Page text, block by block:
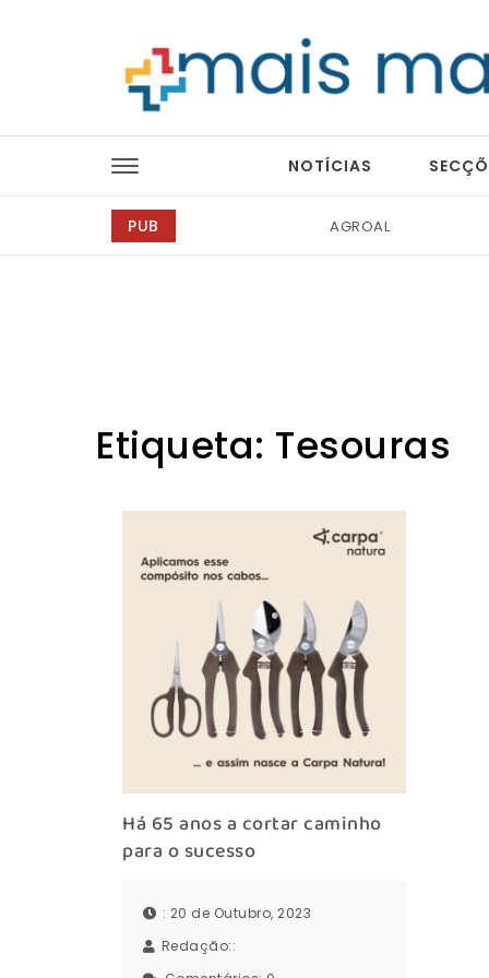
NOTÍCIAS
PUB Tintas 2000
Etiqueta: Tesouras
Há 65 anos a cortar caminho
para o sucesso
: 20 de Outubro, 2023
Redação::